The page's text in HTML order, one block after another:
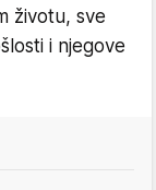
životu, sve
i njegove